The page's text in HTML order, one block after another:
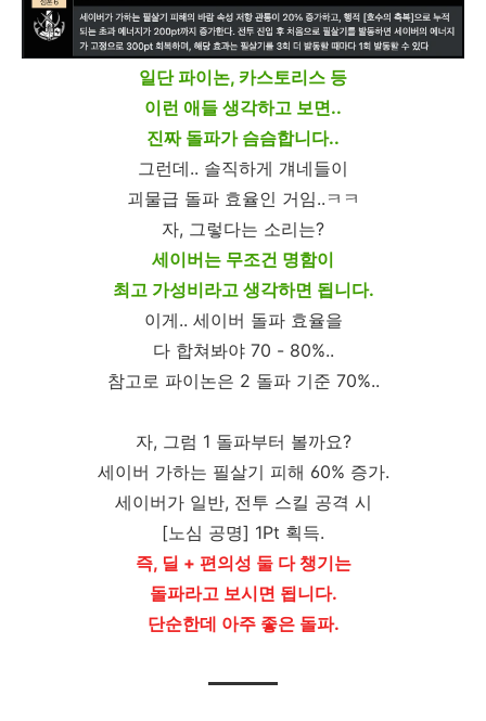
일단 파이논, 카스토리스 등
이런 애들 생각하고 보면..
진짜 돌파가 슴슴합니다..
그런데.. 솔직하게 걔네들이
괴물급 돌파 효율인 거임..ㅋㅋ
자, 그렇다는 소리는?
세이버는 무조건 명함이
최고 가성비라고 생각하면 됩니다.
이게.. 세이버 돌파 효율을
다 합쳐봐야 70 - 80%..
참고로 파이논은 2 돌파 기준 70%..
자, 그럼 1 돌파부터 볼까요?
세이버 가하는 필살기 피해 60% 증가.
세이버가 일반, 전투 스킬 공격 시
[노심 공명] 1Pt 획득.
즉, 딜 + 편의성 둘 다 챙기는
돌파라고 보시면 됩니다.
단순한데 아주 좋은 돌파.